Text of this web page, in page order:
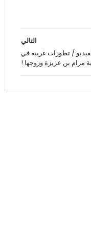
التالي
/ تطورات غريبة في
مرام بن عزيزة وزوجها !